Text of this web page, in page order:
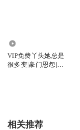
VIP免费丫头她总是
很多变|豪门恩怨|逆
相关推荐